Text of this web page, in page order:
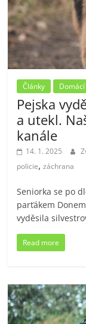
Články
Pejska
a utekl.
kanále
14. 1. 2025
policie,záchrana
Seniorka se po
parťákem
vyděsila
Read more